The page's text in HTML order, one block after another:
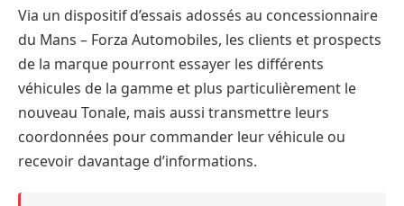
Via un dispositif d’essais adossés au concessionnaire
du Mans – Forza Automobiles, les clients et prospects
de la marque pourront essayer les différents
véhicules de la gamme et plus particulièrement le
nouveau Tonale, mais aussi transmettre leurs
coordonnées pour commander leur véhicule ou
recevoir davantage d’informations.